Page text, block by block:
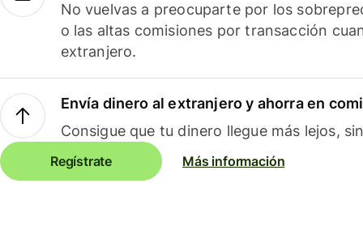
No vuelvas a preocuparte por los
o las altas comisiones por transacción
extranjero.
Envía dinero al extranjero y ahorra en
Consigue que tu dinero llegue más lejos,
Regístrate Más información